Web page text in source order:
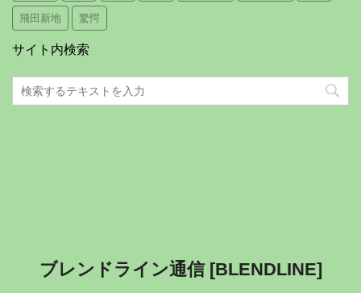
飛田新地 驚愕
サイト内検索
ブレンドライン通信 [BLENDLINE]